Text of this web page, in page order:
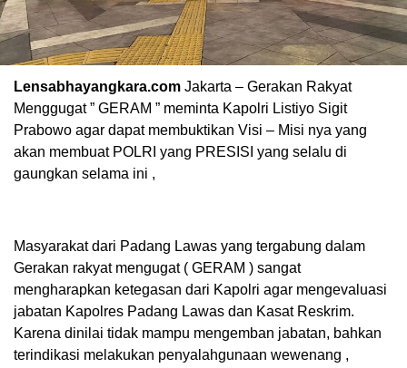
Lensabhayangkara.com Jakarta – Gerakan Rakyat
Menggugat ” GERAM ” meminta Kapolri Listiyo Sigit
Prabowo agar dapat membuktikan Visi – Misi nya yang
akan membuat POLRI yang PRESISI yang selalu di
gaungkan selama ini ,
Masyarakat dari Padang Lawas yang tergabung dalam
Gerakan rakyat mengugat ( GERAM ) sangat
mengharapkan ketegasan dari Kapolri agar mengevaluasi
jabatan Kapolres Padang Lawas dan Kasat Reskrim.
Karena dinilai tidak mampu mengemban jabatan, bahkan
terindikasi melakukan penyalahgunaan wewenang ,